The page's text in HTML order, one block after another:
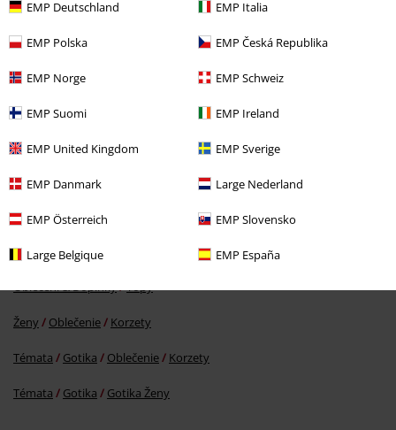
EMP Deutschland EMP Italia
EMP Polska EMP Česká Republika
EMP Norge EMP Schweiz
EMP Suomi EMP Ireland
EMP United Kingdom EMP Sverige
EMP Danmark Large Nederland
EMP Österreich EMP Slovensko
Large Belgique EMP España
OMC € 79,99 € 43,99
More categories. More options.
Témata Čierne oblečenie
Oblečení & Doplnky Topy
Ženy Oblečenie Korzety
Témata Gotika Oblečenie Korzety
Témata Gotika Gotika Ženy